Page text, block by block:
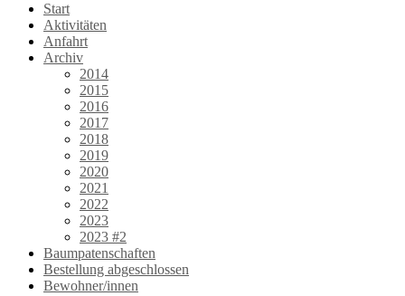
Start
Aktivitäten
Anfahrt
Archiv
2014
2015
2016
2017
2018
2019
2020
2021
2022
2023
2023 #2
Baumpatenschaften
Bestellung abgeschlossen
Bewohner/innen